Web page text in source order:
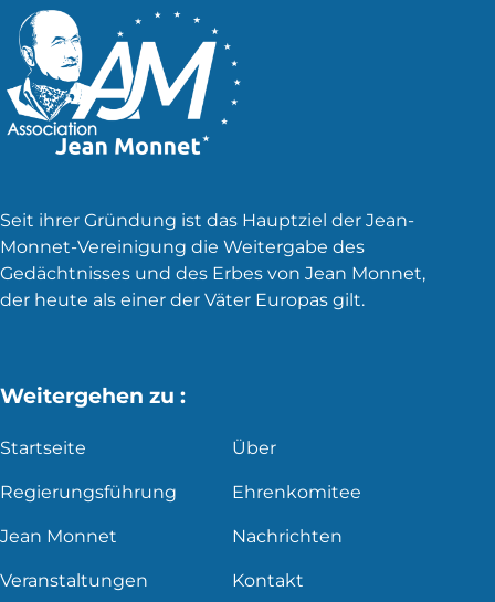
Seit ihrer Gründung ist das Hauptziel der Jean-
Monnet-Vereinigung die Weitergabe des
Gedächtnisses und des Erbes von Jean Monnet,
der heute als einer der Väter Europas gilt.
Weitergehen zu :
Startseite Über
Regierungsführung Ehrenkomitee
Jean Monnet Nachrichten
Veranstaltungen Kontakt